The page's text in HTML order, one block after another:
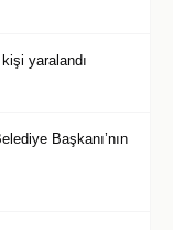
yaralandı
Başkanı’nın